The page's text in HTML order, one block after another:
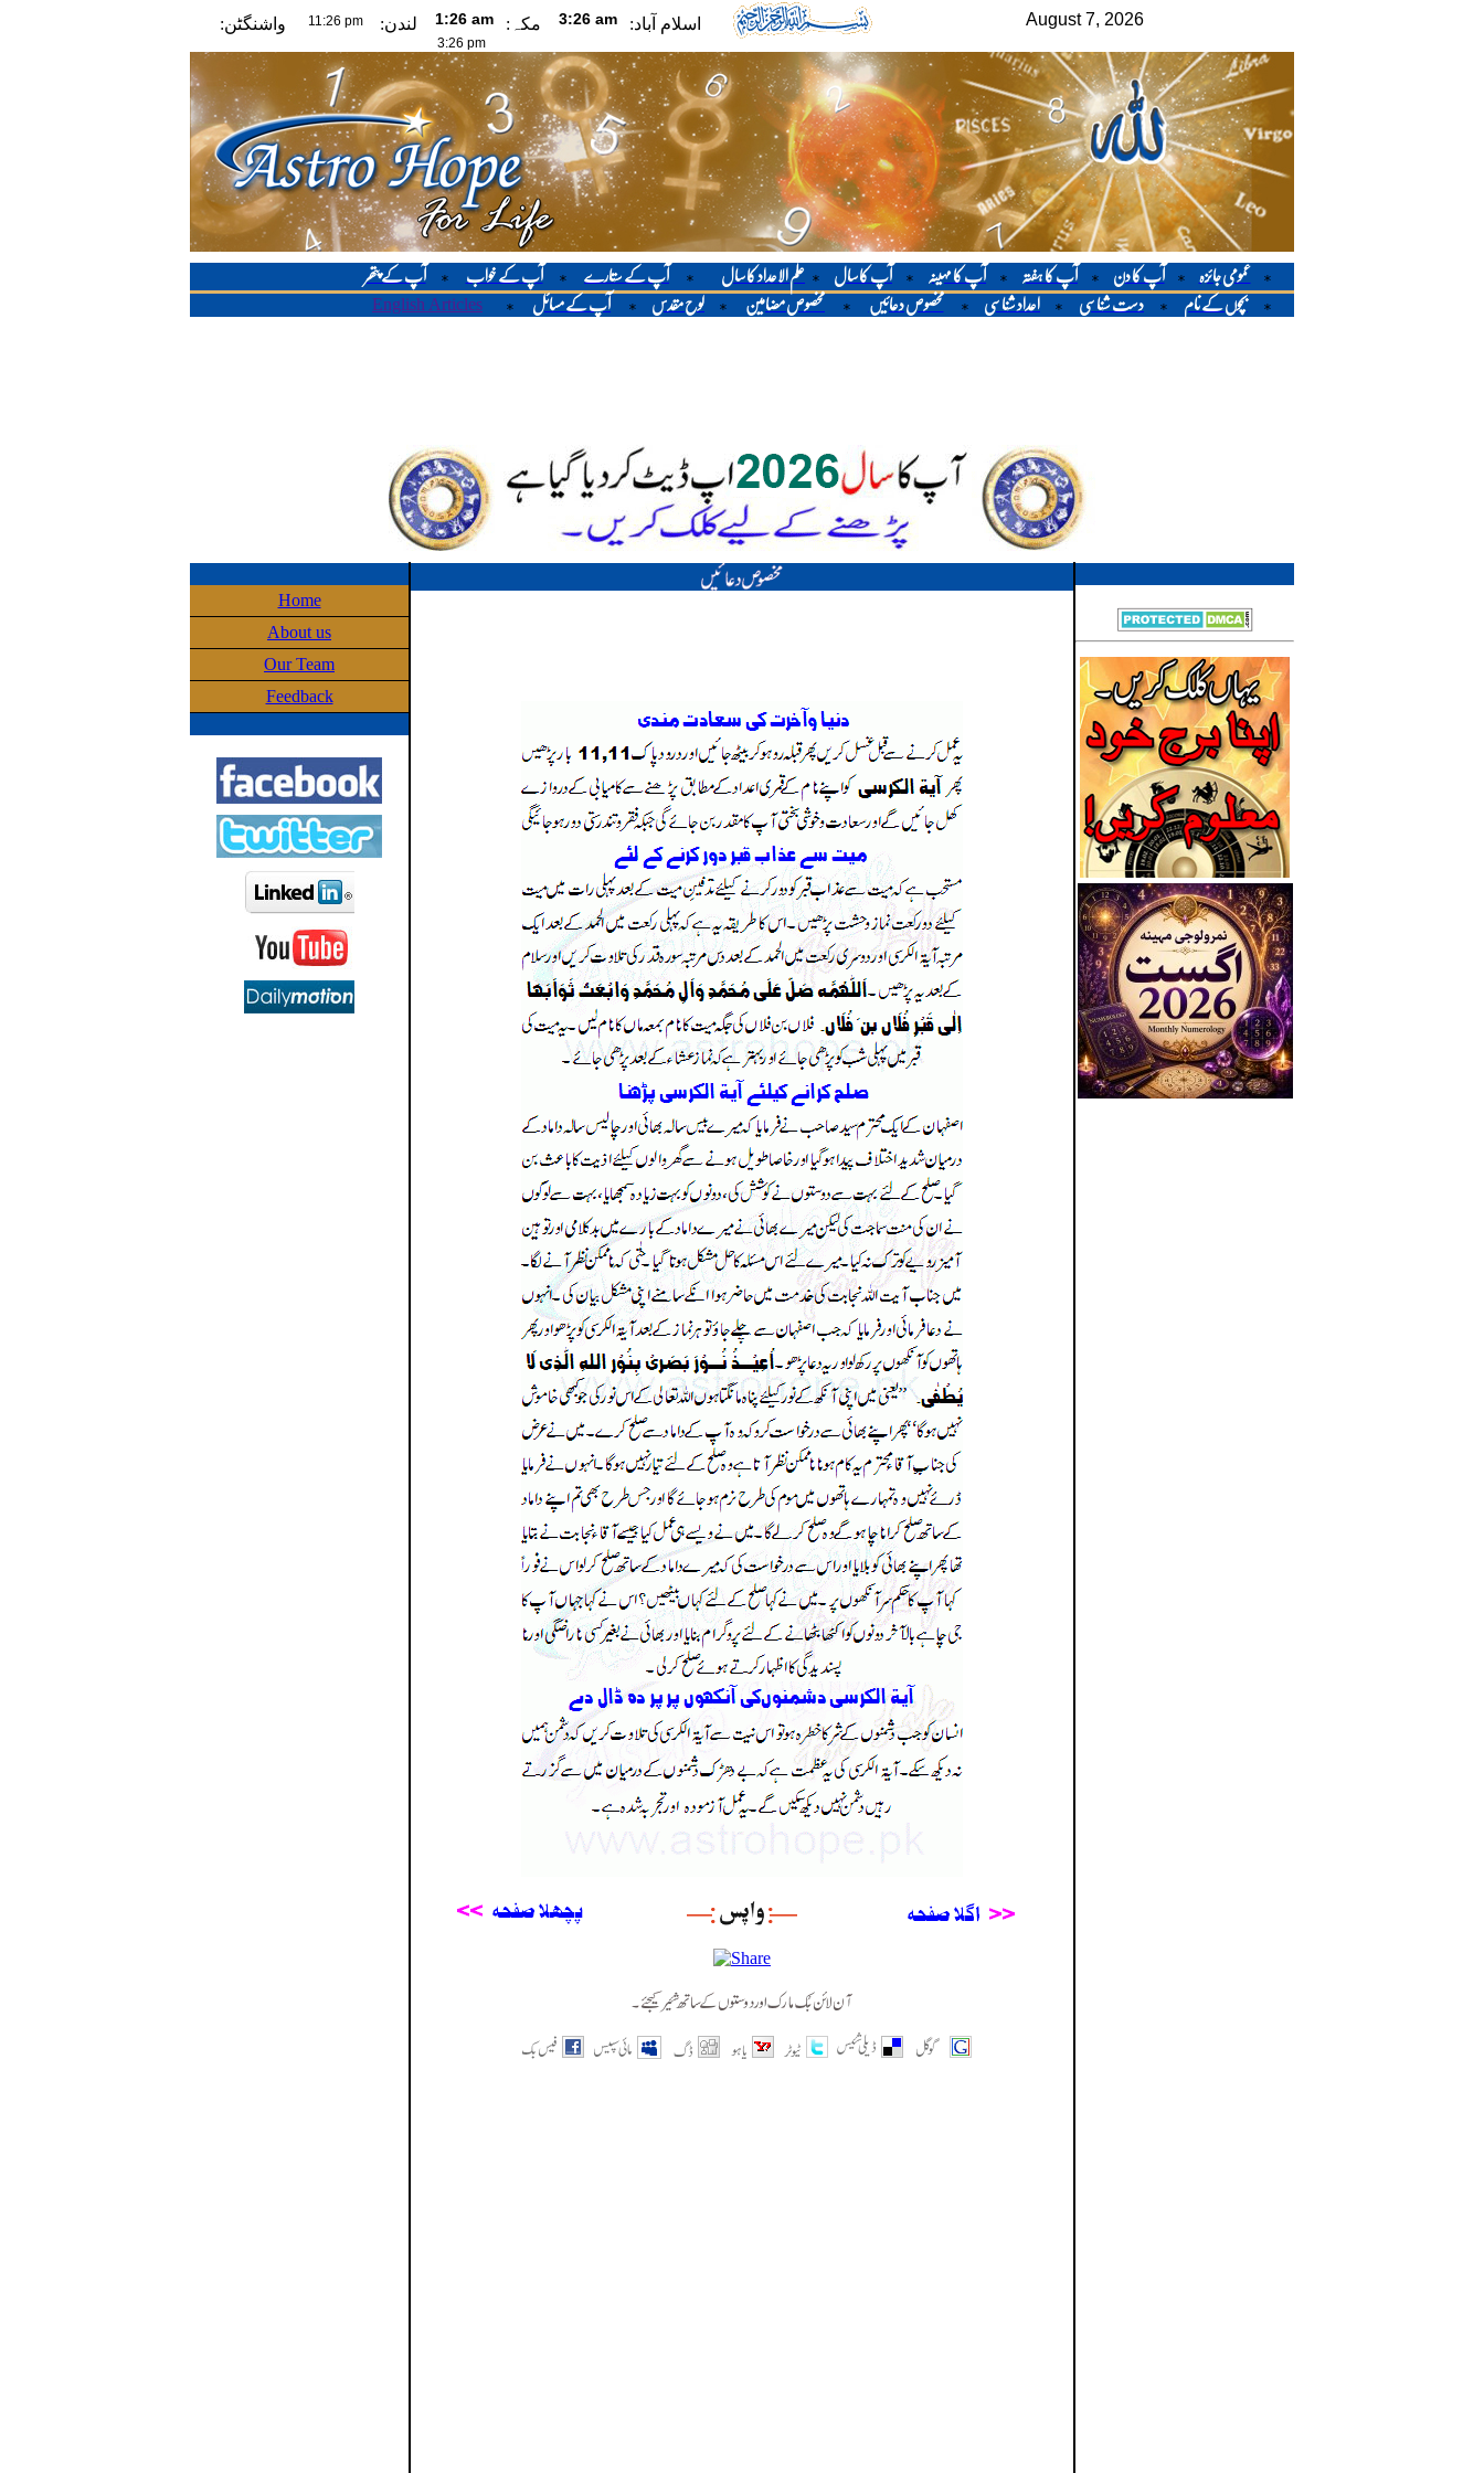
اسلام آباد: مکہ: لندن: واشنگٹن:
* عمومی جائزہ * آپ کا دن * آپ کا ہفتہ * آپ کا مہینہ * آپ کا سال * علم الاعداد کا سال * آپ کے ستارے * آپ کے خواب * آپ کے پتھر
* بچوں کے نام * دست شناسی * اعداد شناسی * مخصوص دعائیں * مخصوص مضامین * لوح مقدس * آپ کے مسائل *
English Articles
Home
About us
Our Team
Feedback